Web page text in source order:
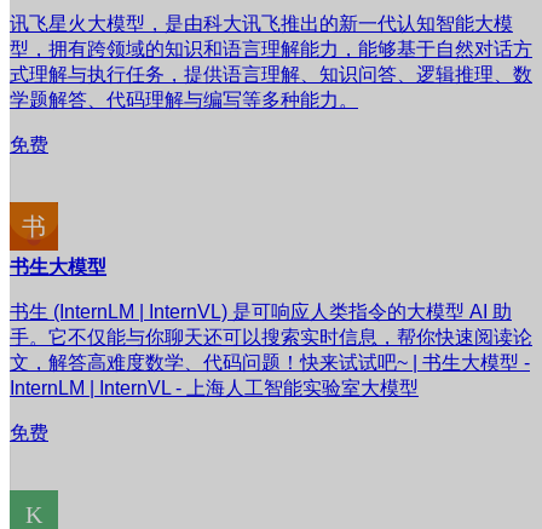
讯飞星火大模型，是由科大讯飞推出的新一代认知智能大模
型，拥有跨领域的知识和语言理解能力，能够基于自然对话方
式理解与执行任务，提供语言理解、知识问答、逻辑推理、数
学题解答、代码理解与编写等多种能力。
免费
书生大模型
书生 (InternLM | InternVL) 是可响应人类指令的大模型 AI 助
手。它不仅能与你聊天还可以搜索实时信息，帮你快速阅读论
文，解答高难度数学、代码问题！快来试试吧~ | 书生大模型 -
InternLM | InternVL - 上海人工智能实验室大模型
免费